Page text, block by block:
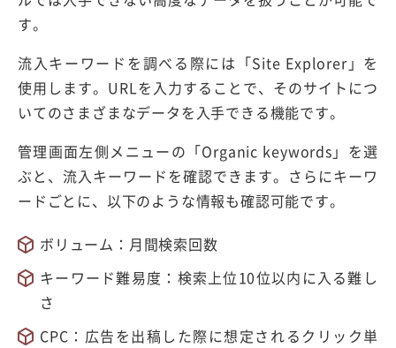
す。
流入キーワードを調べる際には「Site Explorer」を
使用します。URLを入力することで、そのサイトにつ
いてのさまざまなデータを入手できる機能です。
管理画面左側メニューの「Organic keywords」を選
ぶと、流入キーワードを確認できます。さらにキーワ
ードごとに、以下のような情報も確認可能です。
ボリューム：月間検索回数
キーワード難易度：検索上位10位以内に入る難し
さ
CPC：広告を出稿した際に想定されるクリック単